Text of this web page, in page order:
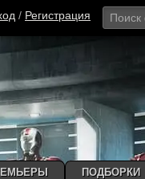
/ Регистрация
ПОДБОРКИ